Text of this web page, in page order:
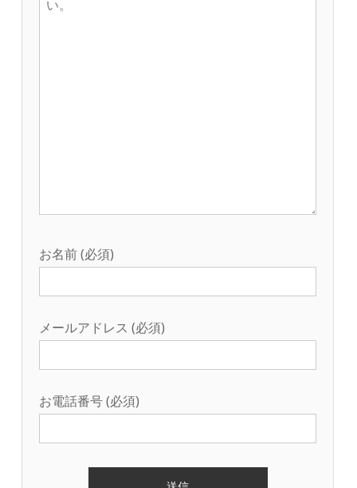
お名前 (必須)
メールアドレス (必須)
お電話番号 (必須)